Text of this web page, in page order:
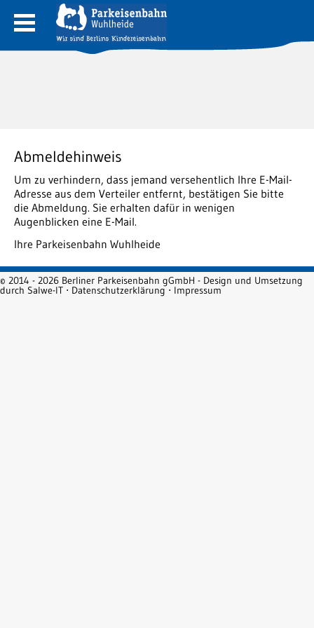
Abmeldehinweis
Um zu verhindern, dass jemand versehentlich Ihre E-Mail-
Adresse aus dem Verteiler entfernt, bestätigen Sie bitte
die Abmeldung. Sie erhalten dafür in wenigen
Augenblicken eine E-Mail.
Ihre Parkeisenbahn Wuhlheide
© 2014 - 2026 Berliner Parkeisenbahn gGmbH - Design und Umsetzung
durch Salwe-IT ⋅ Datenschutzerklärung⋅ Impressum